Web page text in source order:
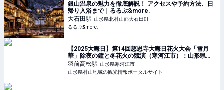
銀山温泉の魅力を徹底解説！ アクセスや予約方法、日
帰り入浴まで｜るるぶ&more.
大石田駅 山形県北村山郡大石田町
るるぶ&more.
【2025大晦日】第14回慈恩寺大晦日花火大会「雪月
華」除夜の鐘と冬花火の競演（寒河江市）：山形県の
ほっぺTourism｜山形県村山地域の観光情報ポータル
サイト
羽前高松駅 山形県寒河江市
山形県村山地域の観光情報ポータルサイト